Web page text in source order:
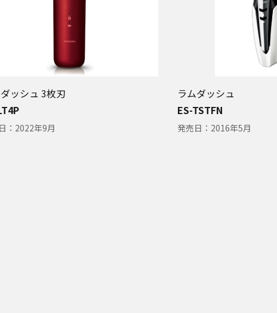
ッシュ 3枚刃
： 2022年9月
ラムダッシュ
ES-TSTFN
発売日： 2016年5月